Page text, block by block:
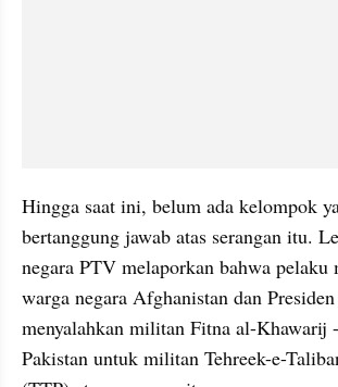
Hingga saat ini, belum ada kelompok
bertanggung jawab atas serangan itu.
negara PTV melaporkan bahwa pelaku
warga negara Afghanistan dan
menyalahkan militan Fitna al-Khawarij
Pakistan untuk militan Tehreek-e-